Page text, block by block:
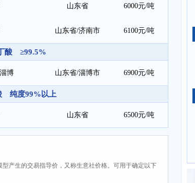
山东省 6000元/吨
山东省/济南市 6100元/吨
酸 ≥99.5%
博 山东省/淄博市 6900元/吨
纯度99%以上
山东省 6500元/吨
产生的交易指导价，又称生意社价格。可用于确定以下